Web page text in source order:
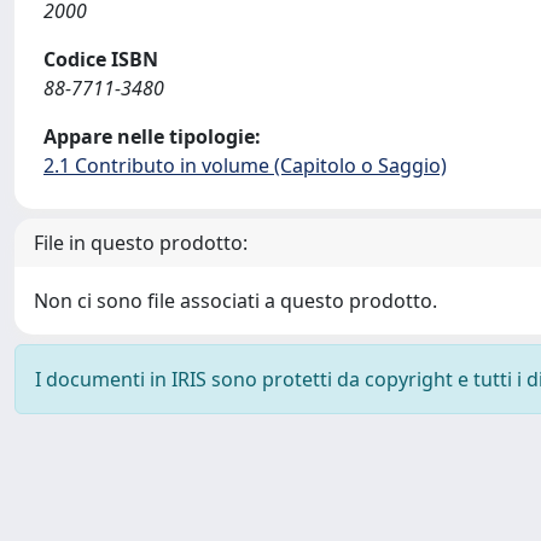
2000
Codice ISBN
88-7711-3480
Appare nelle tipologie:
2.1 Contributo in volume (Capitolo o Saggio)
File in questo prodotto:
Non ci sono file associati a questo prodotto.
I documenti in IRIS sono protetti da copyright e tutti i